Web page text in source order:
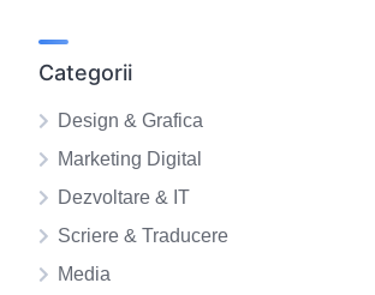
Categorii
Design & Grafica
Marketing Digital
Dezvoltare & IT
Scriere & Traducere
Media